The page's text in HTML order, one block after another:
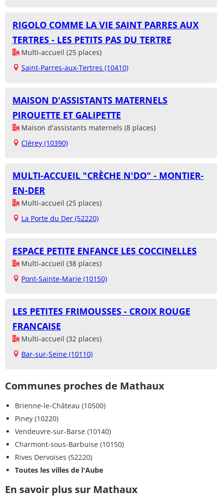
RIGOLO COMME LA VIE SAINT PARRES AUX
TERTRES - LES PETITS PAS DU TERTRE
Multi-accueil (25 places)
Saint-Parres-aux-Tertres (10410)
MAISON D'ASSISTANTS MATERNELS
PIROUETTE ET GALIPETTE
Maison d'assistants maternels (8 places)
Clérey (10390)
MULTI-ACCUEIL "CRÈCHE N'DO" - MONTIER-
EN-DER
Multi-accueil (25 places)
La Porte du Der (52220)
ESPACE PETITE ENFANCE LES COCCINELLES
Multi-accueil (38 places)
Pont-Sainte-Marie (10150)
LES PETITES FRIMOUSSES - CROIX ROUGE
FRANCAISE
Multi-accueil (32 places)
Bar-sur-Seine (10110)
Communes proches de Mathaux
Brienne-le-Château (10500)
Piney (10220)
Vendeuvre-sur-Barse (10140)
Charmont-sous-Barbuise (10150)
Rives Dervoises (52220)
Toutes les villes de l'Aube
En savoir plus sur Mathaux